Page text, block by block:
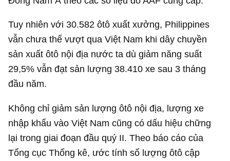
Tuy nhiên với 30.582 ôtô xuất xưởng, Philippines
vẫn chưa thể vượt qua Việt Nam khi dây chuyền
sản xuất ôtô nội địa nước ta dù giảm năng suất
29,5% vẫn đạt sản lượng 38.410 xe sau 3 tháng
đầu năm.
Không chỉ giảm sản lượng ôtô nội địa, lượng xe
nhập khẩu vào Việt Nam cũng có dấu hiệu chững
lại trong giai đoạn đầu quý II. Theo báo cáo của
Tổng cục Thống kê, ước tính số lượng ôtô cập